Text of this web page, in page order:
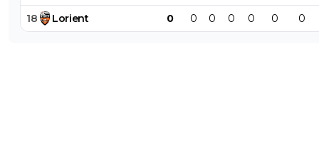
18 Lorient 0 0 0 0 0 0 0